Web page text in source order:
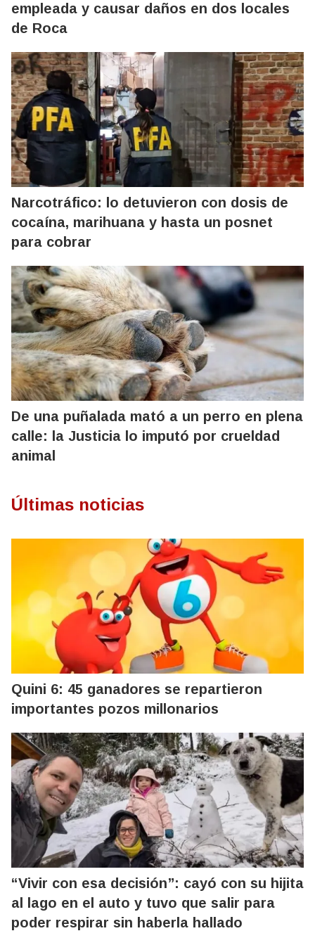
empleada y causar daños en dos locales
de Roca
Narcotráfico: lo detuvieron con dosis de
cocaína, marihuana y hasta un posnet
para cobrar
De una puñalada mató a un perro en plena
calle: la Justicia lo imputó por crueldad
animal
Últimas noticias
Quini 6: 45 ganadores se repartieron
importantes pozos millonarios
“Vivir con esa decisión”: cayó con su hijita
al lago en el auto y tuvo que salir para
poder respirar sin haberla hallado